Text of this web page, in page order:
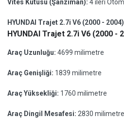
Vites Kutusu (Şanzıman): 4 ileri
HYUNDAI Trajet 2.7i V6 (2000 -
HYUNDAI Trajet 2.7i V6 (2000 -
Araç Uzunluğu: 4699 milimetre
Araç Genişliği: 1839 milimetre
Araç Yüksekliği: 1760 milimetre
Araç Dingil Mesafesi: 2830 milimetre